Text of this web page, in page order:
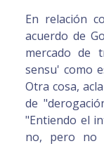
En relación
acuerdo de
mercado de
sensu' como
Otra cosa,
de
"Entiendo el
no, pero no